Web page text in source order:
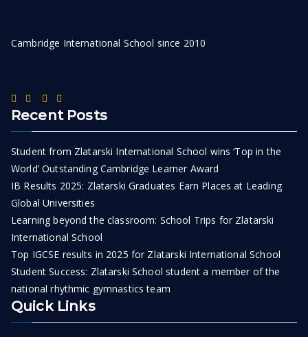
Cambridge International School since 2010
Recent Posts
Student from Zlatarski International School wins ‘Top in the
World’ Outstanding Cambridge Learner Award
IB Results 2025: Zlatarski Graduates Earn Places at Leading
Global Universities
Learning beyond the classroom: School Trips for Zlatarski
International School
Top IGCSE results in 2025 for Zlatarski International School
Student Success: Zlatarski School student a member of the
national rhythmic gymnastics team
Quick Links